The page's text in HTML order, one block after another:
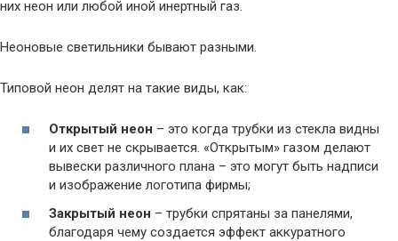
них неон или любой иной инертный газ.
Неоновые светильники бывают разными.
Типовой неон делят на такие виды, как:
Открытый неон – это когда трубки из стекла видны
и их свет не скрывается. «Открытым» газом делают
вывески различного плана – это могут быть надписи
и изображение логотипа фирмы;
Закрытый неон – трубки спрятаны за панелями,
благодаря чему создается эффект аккуратного